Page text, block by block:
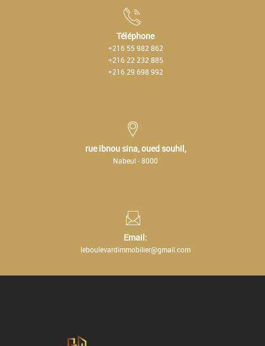
Téléphone
+216 55 982 862
+216 22 232 885
+216 29 698 992
rue ibnou sina, oued souhil,
Nabeul - 8000
Email:
leboulevardimmobilier@gmail.com